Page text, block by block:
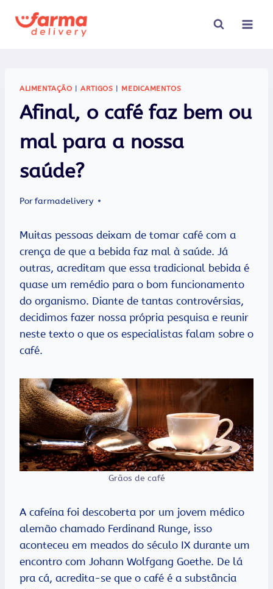
para
ALIMENTAÇÃO |ARTIGOS MEDICAMENTOS
Afinal, o café faz bem ou
mal para a nossa
saúde?
Porfarmadelivery
Muitas pessoas deixam de tomar café com a
crença de que a bebida faz mal à saúde. Já
outras, acreditam que essa tradicional bebida é
quase um remédio para o bom funcionamento
do organismo. Diante de tantas controvérsias,
decidimos fazer nossa própria pesquisa e reunir
neste texto o que os especialistas falam sobre o
café.
Grãos de café
A cafeína foi descoberta por um jovem médico
alemão chamado Ferdinand Runge, isso
aconteceu em meados do século IX durante um
encontro com Johann Wolfgang Goethe. De lá
pra cá, acredita-se que o café é a substância